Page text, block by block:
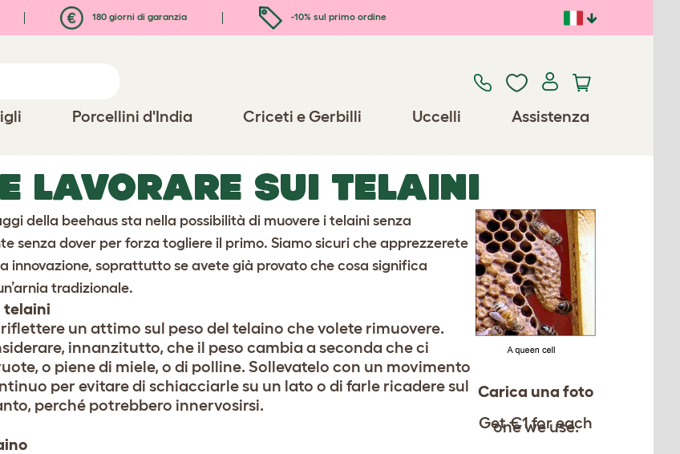
180 giorni di garanzia -10% sul primo ordine
Porcellini d'India Criceti e Gerbilli Uccelli Assistenza
LAVORARE SUI TELAINI
Carica una foto
Get €1 for each
one we use.
della beehaus sta nella possibilità di muovere i telaini senza
senza dover per forza togliere il primo. Siamo sicuri che apprezzerete
innovazione, soprattutto se avete già provato che cosa significa
tradizionale.
telaini
un attimo sul peso del telaino che volete rimuovere.
innanzitutto, che il peso cambia a seconda che ci
o piene di miele, o di polline. Sollevatelo con un movimento
per evitare di schiacciarle su un lato o di farle ricadere sul
perché potrebbero innervosirsi.